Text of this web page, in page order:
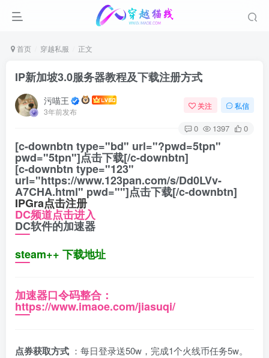
首页 穿越私服 正文
IP新加坡3.0服务器教程及下载注册方式
污喵王
3年前发布
关注 私信
0 1397 0
[c-downbtn type="bd" url="?pwd=5tpn"
pwd="5tpn"]点击下载[/c-downbtn]
[c-downbtn type="123"
url="https://www.123pan.com/s/Dd0LVv-
A7CHA.html" pwd=""]点击下载[/c-downbtn]
IPGra点击注册
DC频道点击进入
DC软件的加速器
steam++ 下载地址
加速器口令码整合：
https://www.imaoe.com/jiasuqi/
点券获取方式 ：每日登录送50w，完成1个火线币任务5w。